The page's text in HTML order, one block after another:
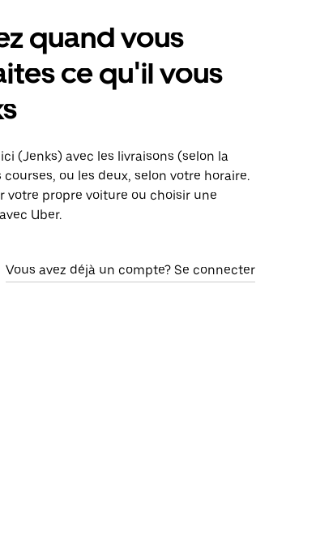
quand vous
ce qu'il vous
(Jenks) avec les livraisons (selon la
ou les deux, selon votre horaire.
votre propre voiture ou choisir une
Uber.
Vous avez déjà un compte? Se connecter